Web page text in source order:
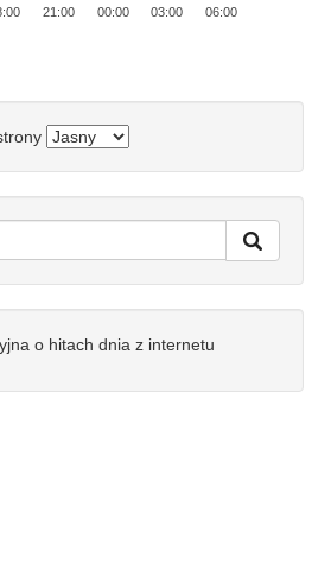
21:00 00:00 03:00 06:00
o hitach dnia z internetu